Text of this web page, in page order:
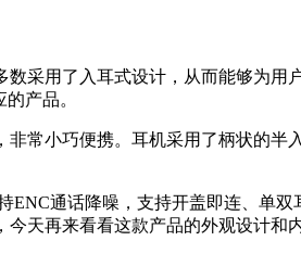
采用了入耳式设计，从而能够为
产品。
常小巧便携。耳机采用了柄状的
ENC通话降噪，支持开盖即连、单
，今天再来看看这款产品的外观设计和